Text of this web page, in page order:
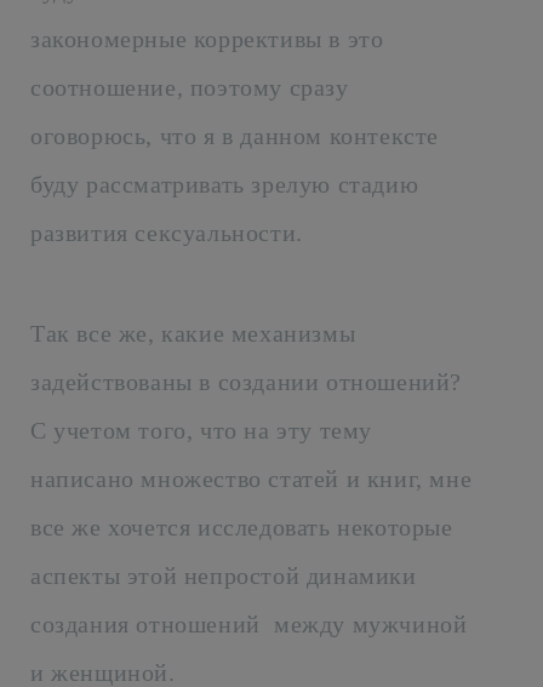
закономерные коррективы в это
соотношение, поэтому сразу
оговорюсь, что я в данном контексте
буду рассматривать зрелую стадию
развития сексуальности.
Так все же, какие механизмы
задействованы в создании отношений?
С учетом того, что на эту тему
написано множество статей и книг, мне
все же хочется исследовать некоторые
аспекты этой непростой динамики
создания отношений между мужчиной
и женщиной.